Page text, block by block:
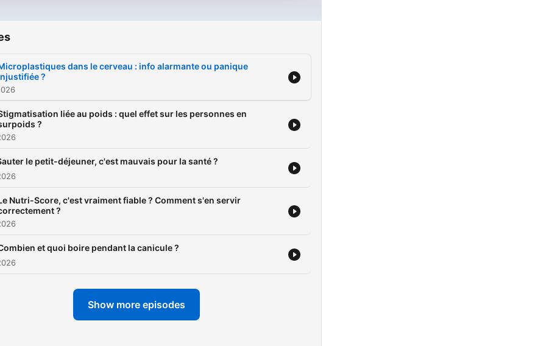
dans le cerveau : info alarmante ou panique
?
liée au poids : quel effet sur les personnes en
?
le petit-déjeuner, c'est mauvais pour la santé ?
Nutri-Score, c'est vraiment fiable ? Comment s'en servir
?
et quoi boire pendant la canicule ?
Show more episodes